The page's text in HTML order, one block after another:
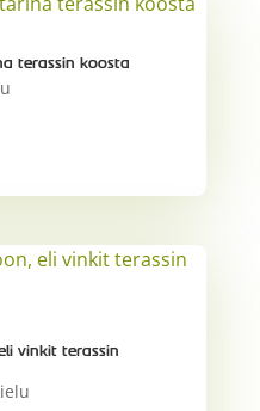
terassin koosta
vinkit terassin